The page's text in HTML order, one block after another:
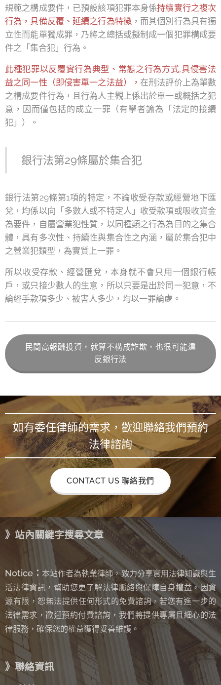
規範之構成要件，已預設該項犯罪本身係持續實行之複次
行為，具備反覆、延續之行為特徵，而其個別行為具有獨
立性而能單獨成罪，乃將之總括或擬制成一個犯罪構成要
件之「集合犯」行為。
此種犯罪以反覆實行為典型、常態之行為方式,具侵害法
益之同一性（即侵害單一之法益）， 在刑法評价上為單數
之構成要件行為，且行為人主觀上係出於單一或概括之犯
意，因而僅包括的成立一罪（有學者諭為「法定的接續
犯」）。
銀行法第29條屬於集合犯
銀行法第29條第1項的特定，不論收受存款或經營地下匯
兌，均係以向「多數人或不特定人」收受款項或吸收資金
為要件，自屬營業犯性質，以同種類之行為為目的之集合
體，具有多次性、持續性與集合性之內涵，屬於集合犯中
之營業犯類型，為實質上一罪。
所以收受存款、經營匯兌，本身就不會只用一個銀行帳
戶，或只接少數人的生意，所以只要是出於同一犯意，不
論經手款項多少、被害人多少，均以一罪論處。
民間高報酬投資，就算不構成詐欺，也很可能違
反銀行法
如有委任律師的需求，歡迎聯絡我們預約
法律諮詢
CONTACT US 聯絡我們
》站內關鍵字搜尋文章
Notice： 本站作者為執業律師，致力分享實用法律知識與生
活法律資訊，幫助您更了解法律脈絡與保障自身權益，因資
源有限，恕無法提供任何形式的免費諮詢， 若您有進一步的
法律需求，歡迎預約付費諮詢，我們將提供專屬且細心的法
律服務，確保您的權益獲得妥善維護。
》聯絡資訊